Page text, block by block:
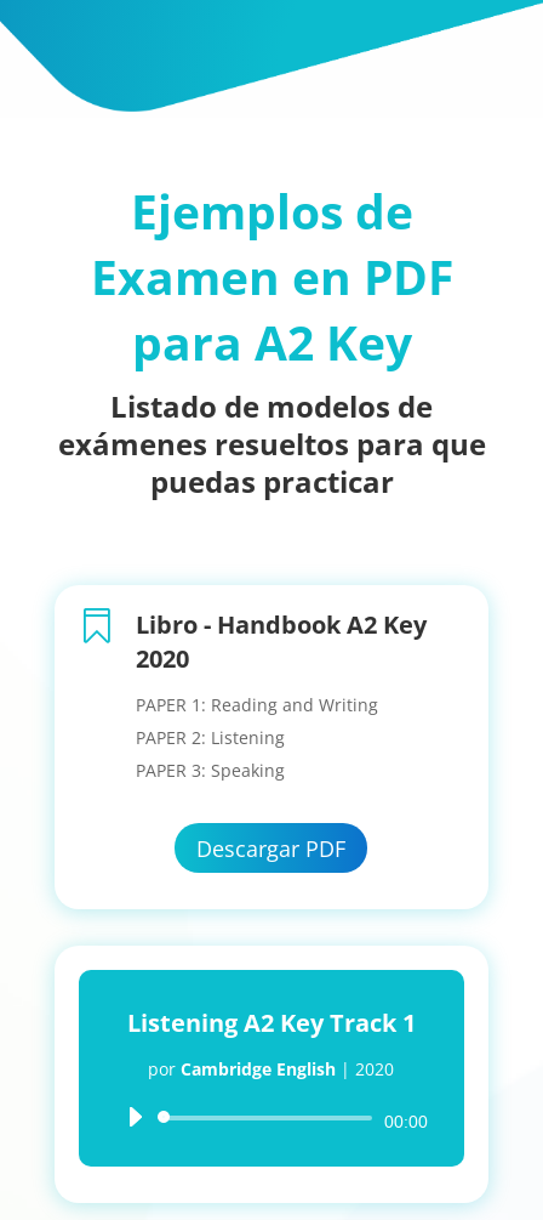
Ejemplos de
Examen en PDF
para A2 Key
Listado de modelos de
exámenes resueltos para que
puedas practicar

Libro - Handbook A2 Key
2020
PAPER 1: Reading and Writing
PAPER 2: Listening
PAPER 3: Speaking
Descargar PDF
Listening A2 Key Track 1
porCambridge English |2020
Reproductor00:00